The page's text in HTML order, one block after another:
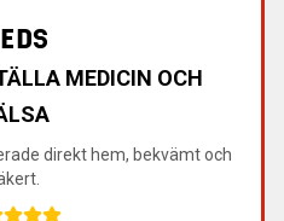
MEDICIN OCH
direkt hem, bekvämt och